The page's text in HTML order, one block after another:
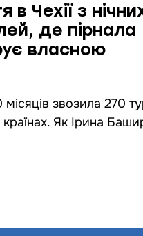
Чехії з
де пірнала
власною
звозила 270
Як Ірина